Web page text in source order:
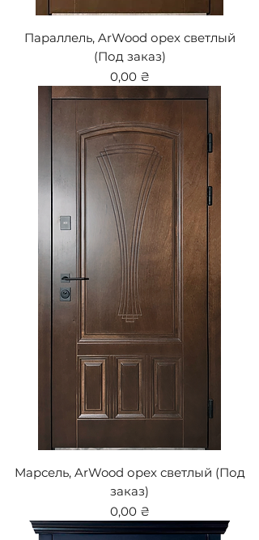
Параллель, ArWood орех светлый
(Под заказ)
Цена
0,00 ₴
Марсель, ArWood орех светлый (Под
заказ)
Цена
0,00 ₴